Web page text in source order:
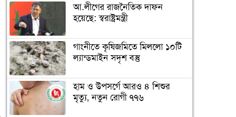
আ.লীগের রাজনৈতিক দাফন
হয়েছে: স্বরাষ্ট্রমন্ত্রী
গাংনীতে কৃষিজমিতে মিললো ১০টি
ল্যান্ডমাইন সদৃশ বস্তু
হাম ও উপসর্গে আরও ৪ শিশুর
মৃত্যু, নতুন রোগী ৭৭৬